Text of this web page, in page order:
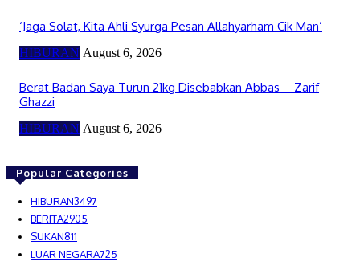
‘Jaga Solat, Kita Ahli Syurga Pesan Allahyarham Cik Man’
HIBURAN August 6, 2026
Berat Badan Saya Turun 21kg Disebabkan Abbas – Zarif
Ghazzi
HIBURAN August 6, 2026
Popular Categories
HIBURAN3497
BERITA2905
SUKAN811
LUAR NEGARA725